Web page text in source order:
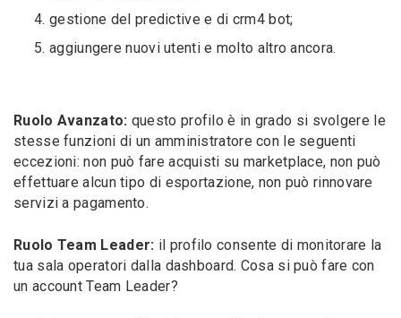
gestione del predictive e di crm4 bot;
aggiungere nuovi utenti e molto altro ancora.
Ruolo Avanzato: questo profilo è in grado si svolgere le
stesse funzioni di un amministratore con le seguenti
eccezioni: non può fare acquisti su marketplace, non può
effettuare alcun tipo di esportazione, non può rinnovare
servizi a pagamento.
Ruolo Team Leader: il profilo consente di monitorare la
tua sala operatori dalla dashboard. Cosa si può fare con
un account Team Leader?